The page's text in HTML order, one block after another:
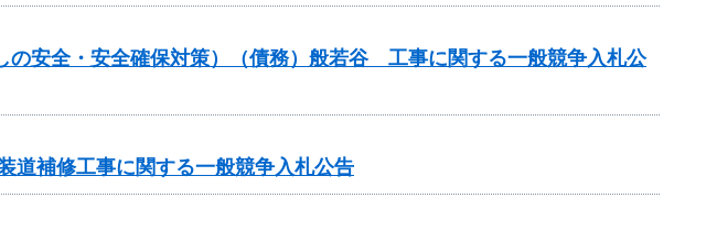
の安全・安全確保対策）（債務）般若谷 工事に関する一般競争入札公
道補修工事に関する一般競争入札公告